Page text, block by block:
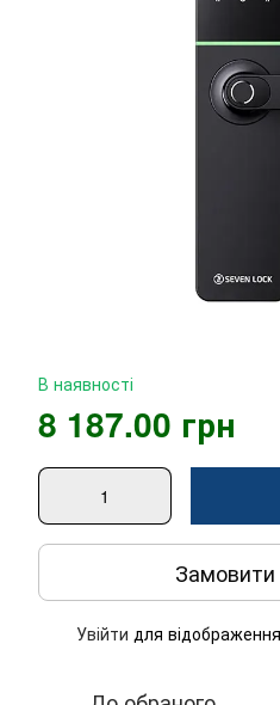
В наявності
8 187.00 грн
Увійти для